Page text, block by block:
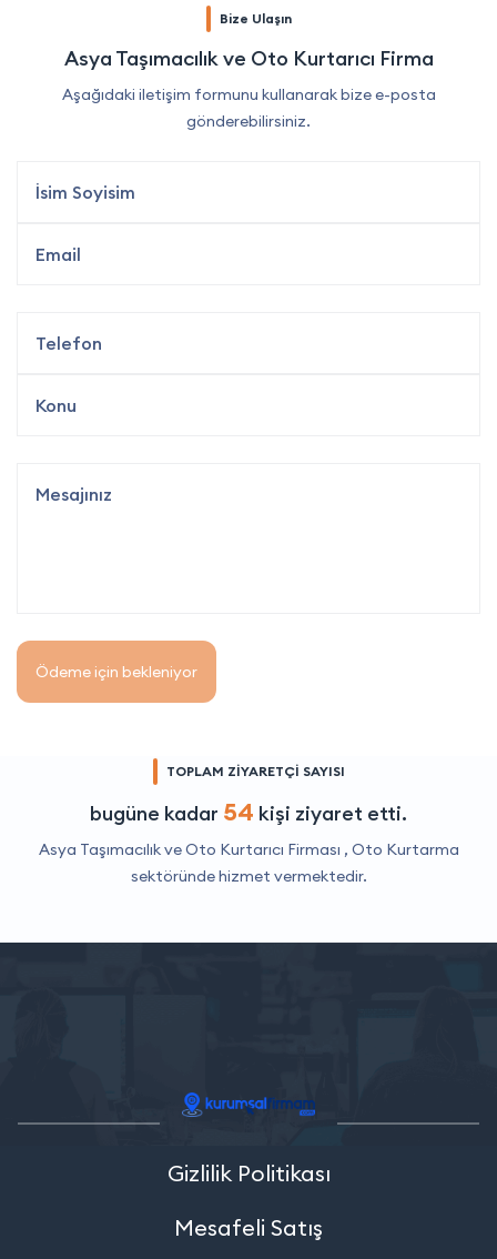
Bize Ulaşın
Asya Taşımacılık ve Oto Kurtarıcı Firma
Aşağıdaki iletişim formunu kullanarak bize e-posta
gönderebilirsiniz.
Ödeme için bekleniyor
TOPLAM ZİYARETÇİ SAYISI
bugüne kadar 54 kişi ziyaret etti.
Asya Taşımacılık ve Oto Kurtarıcı Firması , Oto Kurtarma
sektöründe hizmet vermektedir.
Gizlilik Politikası
Mesafeli Satış